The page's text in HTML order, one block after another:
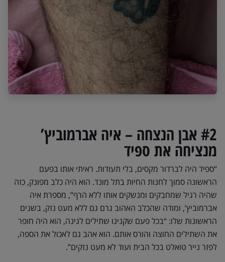
#2 אבן הנצחה – איה אברמוביץ’
מנציחה את ספיד
“ספיד היה לברדור מקסים, בלי תעודות. ראיתי אותו בפעם
הראשונה סמוך לחנות החיות בתל מונד. הוא היה כלב מפונק, כזה
שהיה רגיל שמחבקים ומנשקים אותו ללא הרף”, מספרת איה
אברמוביץ’, ומודה שהכלב האהוב גרם גם ללא מעט נזק, בשנים
הראשונות שלו: “בכל פעם שקנינו שתילים לגינה, הוא היה חופר
את השתילים החוצה והורס אותם. הוא אהב גם לאכול את הספה,
לפזר נייר טואלט בכל הבית ועוד לא מעט נזקים”.